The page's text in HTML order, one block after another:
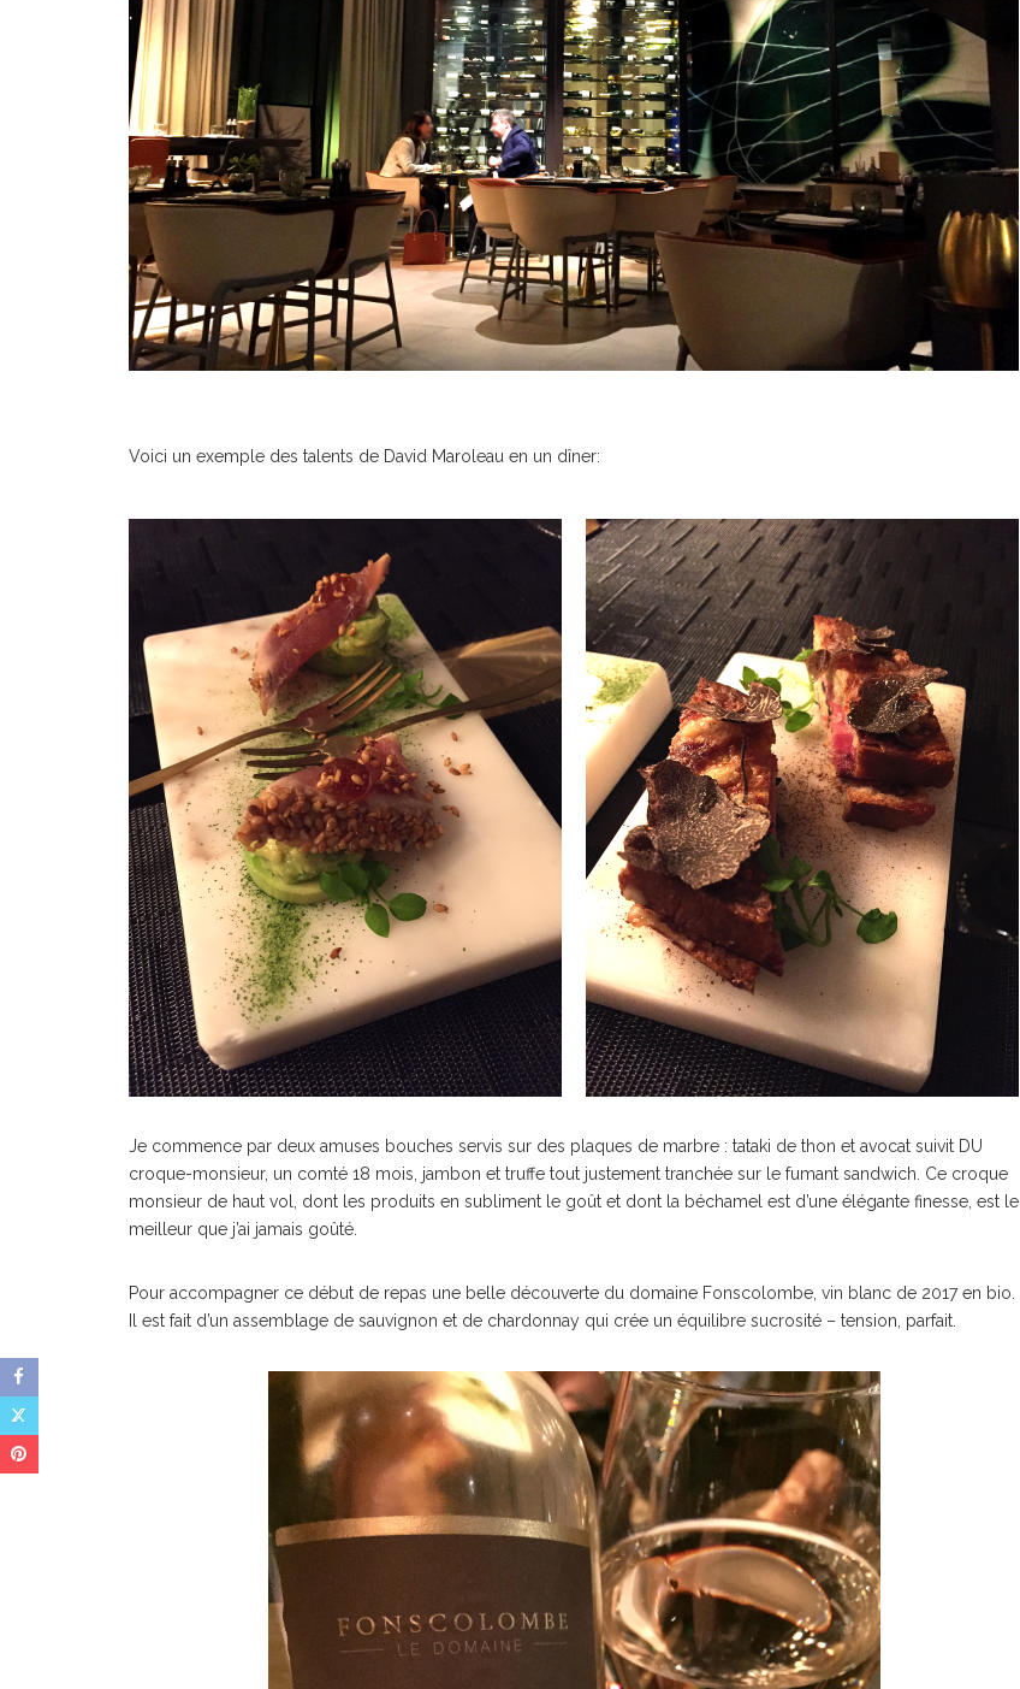
Voici un exemple des talents de David Maroleau en un dîner:
Je commence par deux amuses bouches servis sur des plaques de marbre : tataki de thon et avocat suivit DU
croque-monsieur, un comté 18 mois, jambon et truffe tout justement tranchée sur le fumant sandwich. Ce croque
monsieur de haut vol, dont les produits en subliment le goût et dont la béchamel est d’une élégante finesse, est le
meilleur que j’ai jamais goûté.
Pour accompagner ce début de repas une belle découverte du domaine Fonscolombe, vin blanc de 2017 en bio.
Il est fait d’un assemblage de sauvignon et de chardonnay qui crée un équilibre sucrosité – tension, parfait.